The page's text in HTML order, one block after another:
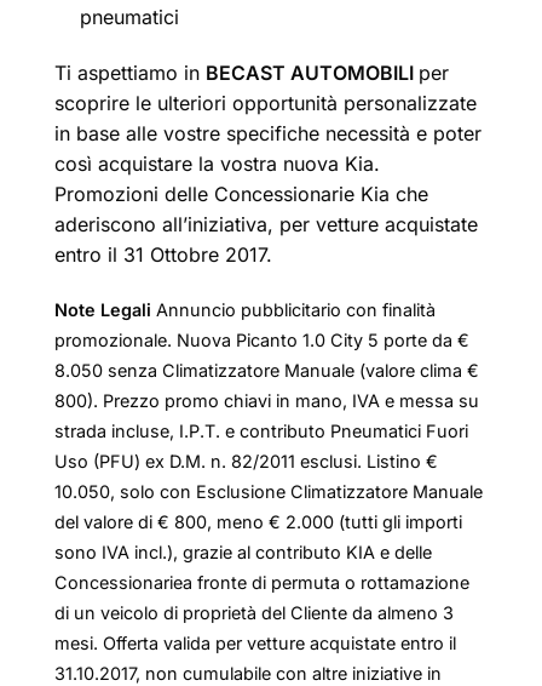
pneumatici
Ti aspettiamo in BECAST AUTOMOBILI per
scoprire le ulteriori opportunità personalizzate
in base alle vostre specifiche necessità e poter
così acquistare la vostra nuova Kia.
Promozioni delle Concessionarie Kia che
aderiscono all’iniziativa, per vetture acquistate
entro il 31 Ottobre 2017.
Note Legali Annuncio pubblicitario con finalità
promozionale. Nuova Picanto 1.0 City 5 porte da €
8.050 senza Climatizzatore Manuale (valore clima €
800). Prezzo promo chiavi in mano, IVA e messa su
strada incluse, I.P.T. e contributo Pneumatici Fuori
Uso (PFU) ex D.M. n. 82/2011 esclusi. Listino €
10.050, solo con Esclusione Climatizzatore Manuale
del valore di € 800, meno € 2.000 (tutti gli importi
sono IVA incl.), grazie al contributo KIA e delle
Concessionariea fronte di permuta o rottamazione
di un veicolo di proprietà del Cliente da almeno 3
mesi. Offerta valida per vetture acquistate entro il
31.10.2017, non cumulabile con altre iniziative in